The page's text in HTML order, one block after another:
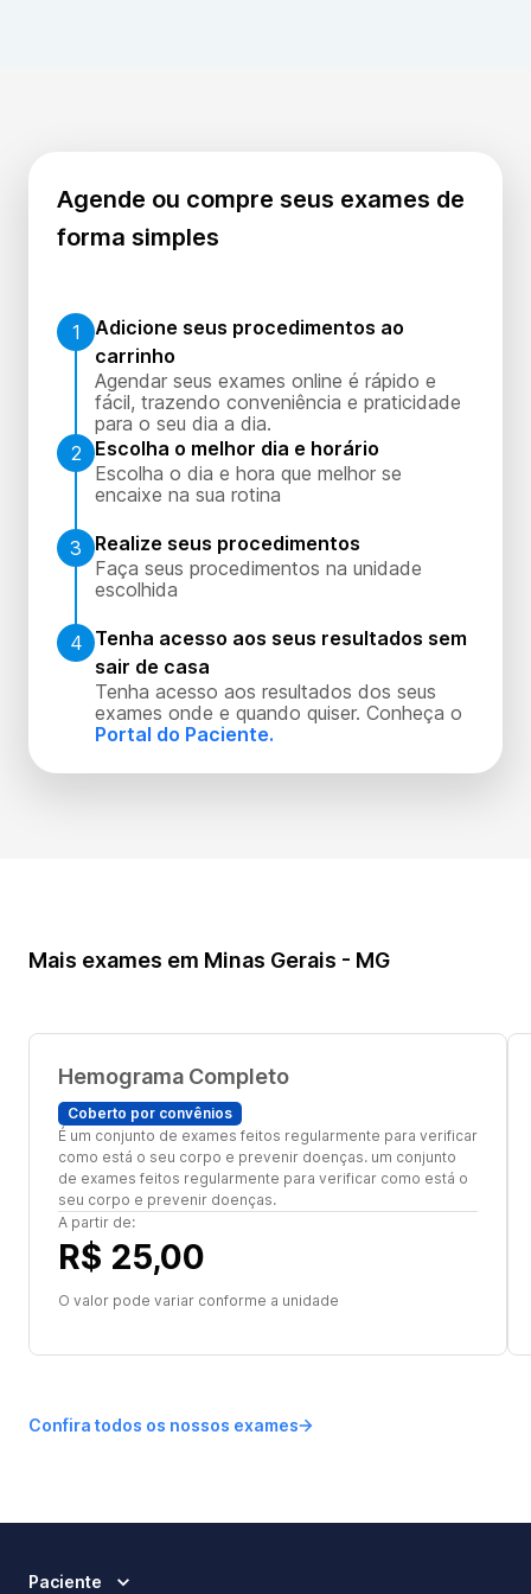
Agende ou compre seus exames de
forma simples
1
Adicione seus procedimentos ao
carrinho
Agendar seus exames online é rápido e
fácil, trazendo conveniência e praticidade
para o seu dia a dia.
2
Escolha o melhor dia e horário
Escolha o dia e hora que melhor se
encaixe na sua rotina
3
Realize seus procedimentos
Faça seus procedimentos na unidade
escolhida
4 Tenha acesso aos seus resultados sem
sair de casa
Tenha acesso aos resultados dos seus
exames onde e quando quiser. Conheça o
Portal do Paciente.
Mais exames em Minas Gerais - MG
Hemograma Completo
Coberto por convênios
É um conjunto de exames feitos regularmente para verificar
como está o seu corpo e prevenir doenças. um conjunto
de exames feitos regularmente para verificar como está o
seu corpo e prevenir doenças.
A partir de:
R$ 25,00
O valor pode variar conforme a unidade
Confira todos os nossos exames
Paciente